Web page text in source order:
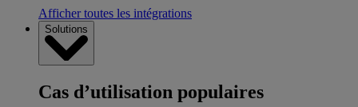
Afficher toutes les intégrations
Solutions
Cas d’utilisation populaires